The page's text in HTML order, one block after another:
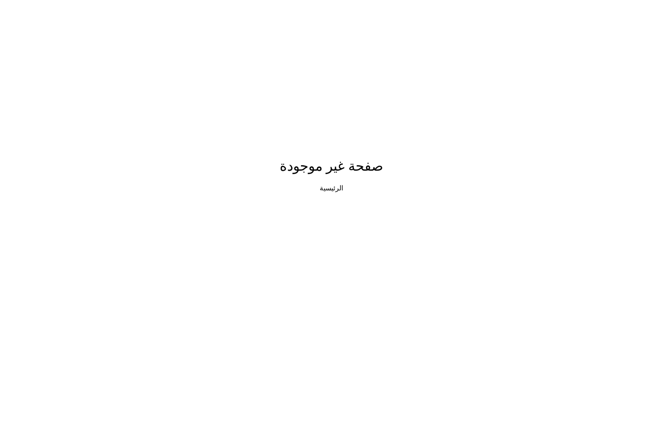
صفحة غير موجودة
الرئيسية